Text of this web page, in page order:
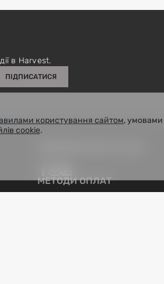
в Harvest.
ПІДПИСАТИСЯ
МЕТОДИ ОПЛАТ
користування сайтом, умовами
cookie.